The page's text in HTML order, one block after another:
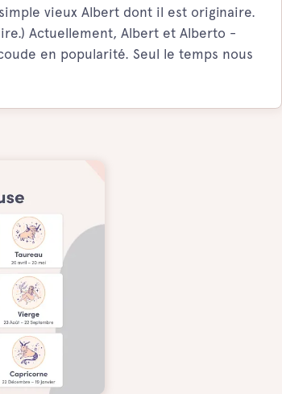
vieux Albert dont il est originaire.
Actuellement, Albert et Alberto -
en popularité. Seul le temps nous